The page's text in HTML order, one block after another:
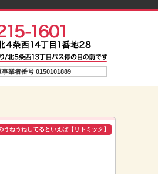
事業者番号 0150101889
うねうねしてるといえば【リトミック】